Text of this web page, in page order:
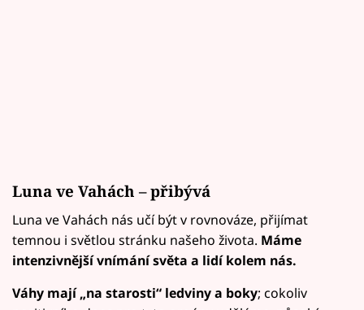
Luna ve Vahách – přibývá
Luna ve Vahách nás učí být v rovnováze, přijímat
temnou i světlou stránku našeho života. Máme
intenzivnější vnímání světa a lidí kolem nás.
Váhy mají „na starosti“ ledviny a boky; cokoliv